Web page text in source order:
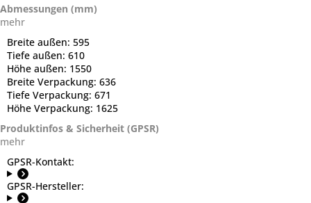
Abmessungen (mm)
mehr
Breite außen: 595
Tiefe außen: 610
Höhe außen: 1550
Breite Verpackung: 636
Tiefe Verpackung: 671
Höhe Verpackung: 1625
Produktinfos & Sicherheit (GPSR)
mehr
GPSR-Kontakt:
GPSR-Hersteller: